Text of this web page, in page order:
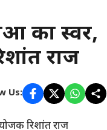
का स्वर,
राज
Us: